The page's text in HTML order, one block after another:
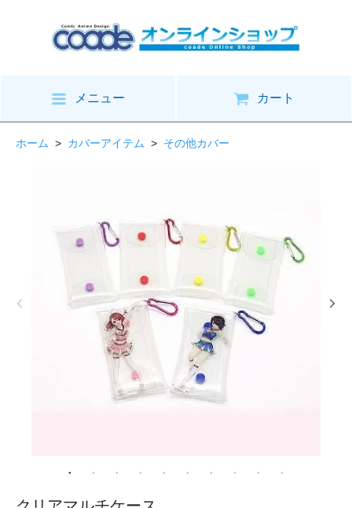
メニュー カート
ホーム > カバーアイテム > その他カバー